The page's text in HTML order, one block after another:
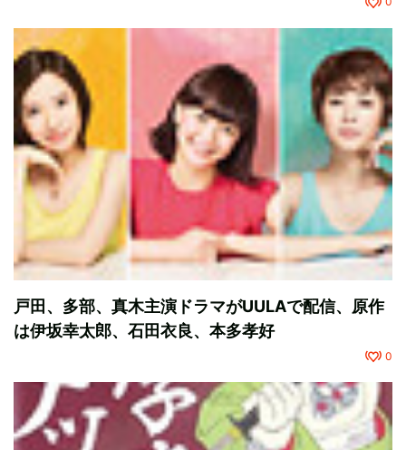
戸田、多部、真木主演ドラマがUULAで配信、原作
は伊坂幸太郎、石田衣良、本多孝好
0